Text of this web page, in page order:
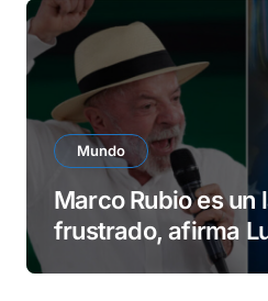
e
o
Mundo
Marco Rubio es un
frustrado, afirma